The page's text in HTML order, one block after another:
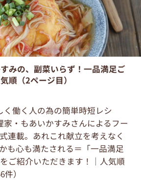
みの、副菜いらず！一品満足ご
順（2ページ目）
く働く人の為の簡単時短レシ
家・もあいかすみさんによるフー
連載。あれこれ献立を考えなく
も心も満たされる＝「一品満足
ご紹介いただきます！｜人気順
）